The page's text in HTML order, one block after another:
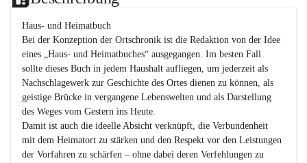
Haus- und Heimatbuch
Bei der Konzeption der Ortschronik ist die Redaktion von der Idee
eines „Haus- und Heimatbuches“ ausgegangen. Im besten Fall
sollte dieses Buch in jedem Haushalt aufliegen, um jederzeit als
Nachschlagewerk zur Geschichte des Ortes dienen zu können, als
geistige Brücke in vergangene Lebenswelten und als Darstellung
des Weges vom Gestern ins Heute.
Damit ist auch die ideelle Absicht verknüpft, die Verbundenheit
mit dem Heimatort zu stärken und den Respekt vor den Leistungen
der Vorfahren zu schärfen – ohne dabei deren Verfehlungen zu